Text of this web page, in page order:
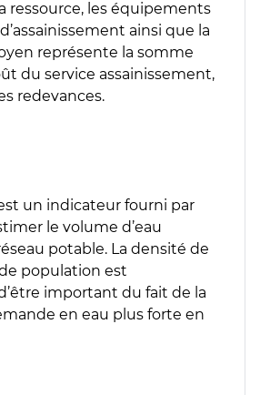
ressource, les équipements
ainsi que la
représente la somme
du service assainissement,
redevances.
un indicateur fourni par
le volume d’eau
potable. La densité de
population est
important du fait de la
en eau plus forte en